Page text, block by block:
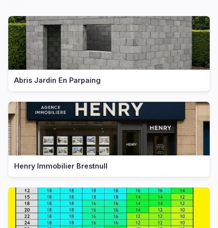
Abris Jardin En Parpaing
Henry Immobilier Brestnull